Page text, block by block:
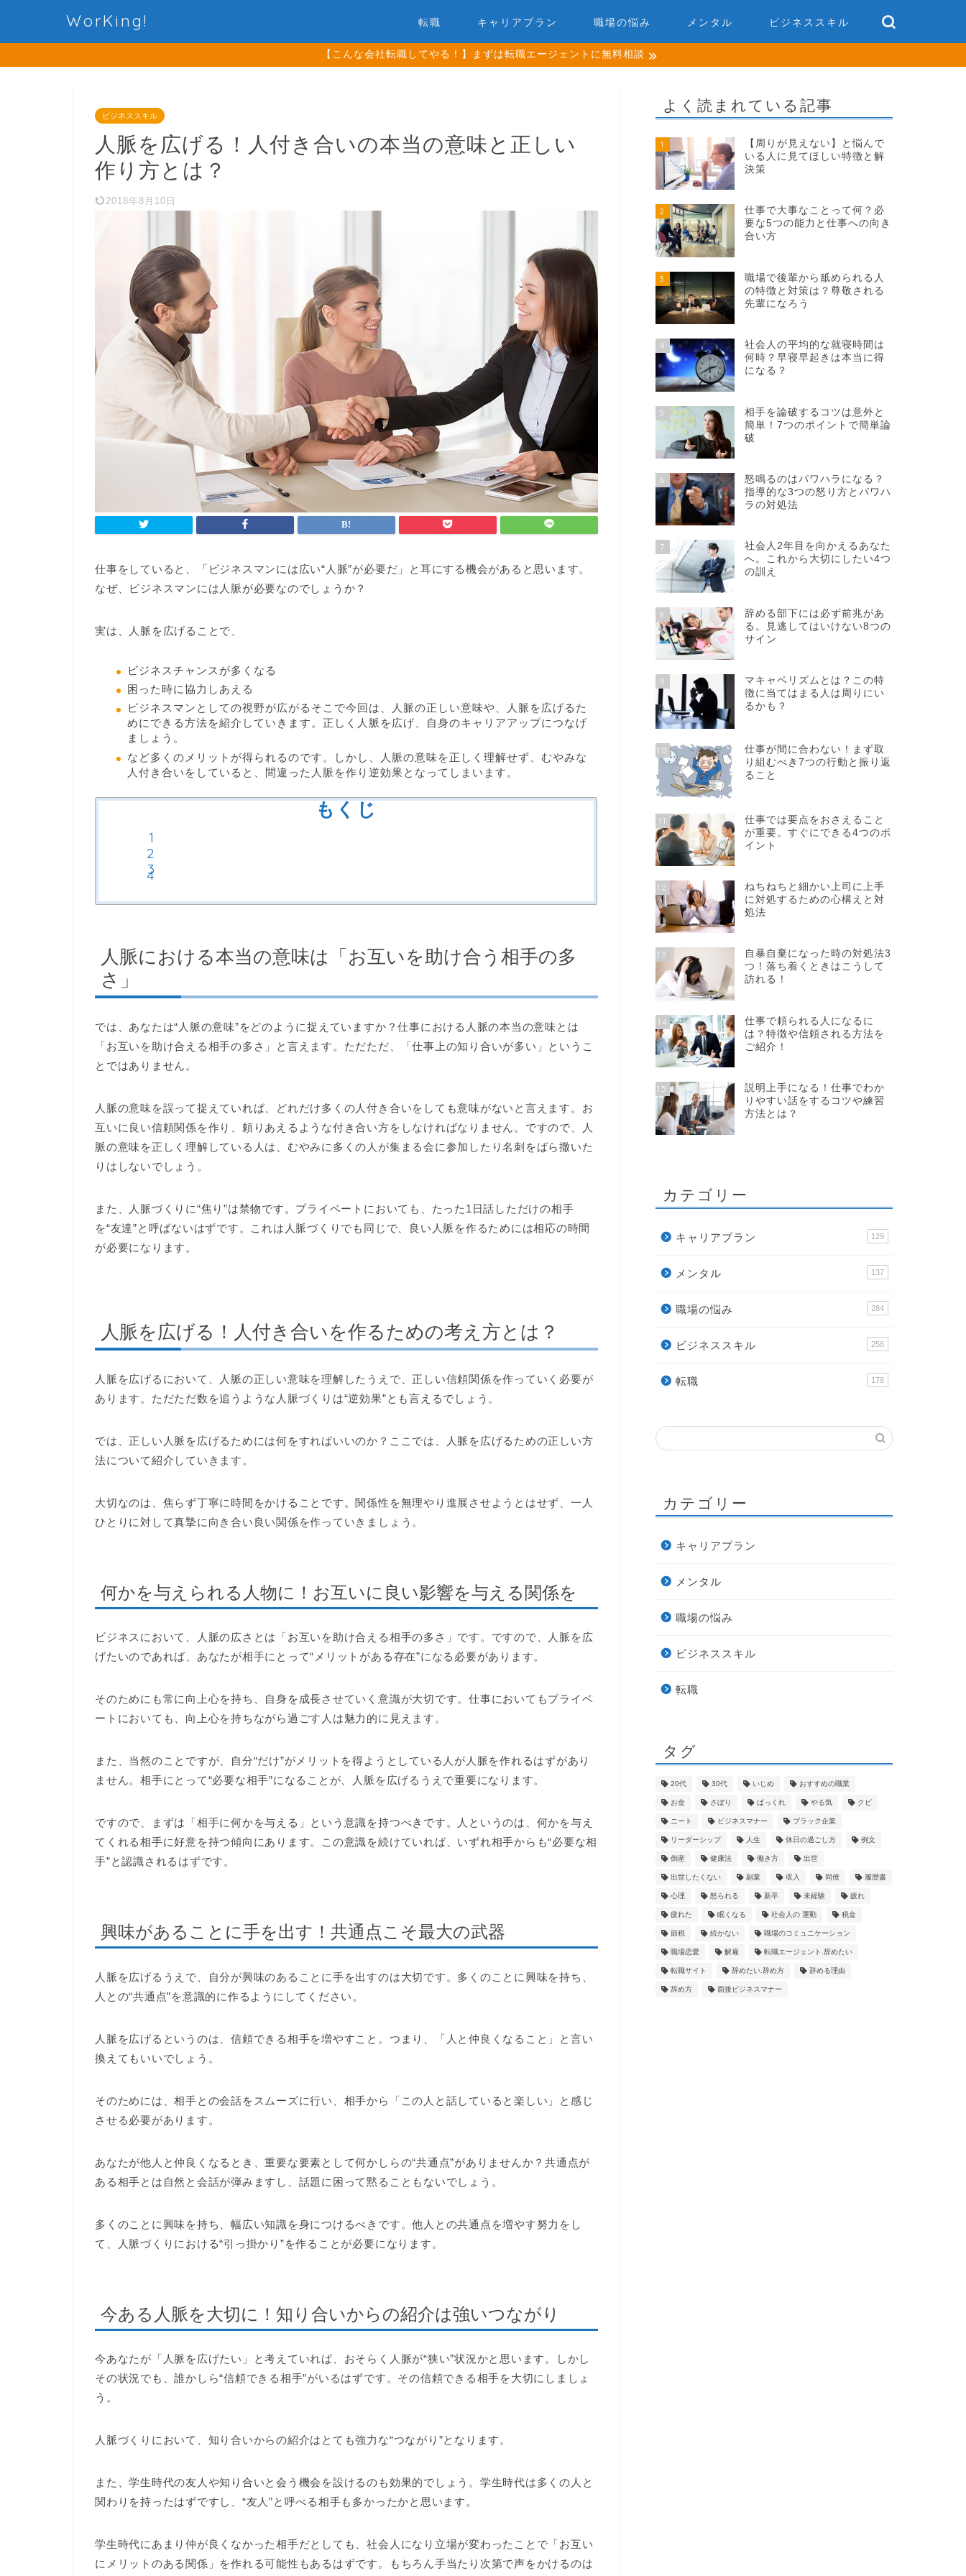
WorKing! 転職 キャリアプラン 職場の悩み メンタル ビジネススキル
【こんな会社転職してやる！】まずは転職エージェントに無料相談
ビジネススキル
人脈を広げる！人付き合いの本当の意味と正しい
作り方とは？
2018年8月10日
仕事をしていると、「ビジネスマンには広い“人脈”が必要だ」と耳にする機会があると思います。
なぜ、ビジネスマンには人脈が必要なのでしょうか？
実は、人脈を広げることで、
ビジネスチャンスが多くなる
困った時に協力しあえる
ビジネスマンとしての視野が広がるそこで今回は、人脈の正しい意味や、人脈を広げるた
めにできる方法を紹介していきます。正しく人脈を広げ、自身のキャリアアップにつなげ
ましょう。
など多くのメリットが得られるのです。しかし、人脈の意味を正しく理解せず、むやみな
人付き合いをしていると、間違った人脈を作り逆効果となってしまいます。
もくじ
人脈における本当の意味は「お互いを助け合う相手の多
さ」
では、あなたは“人脈の意味”をどのように捉えていますか？仕事における人脈の本当の意味とは
「お互いを助け合える相手の多さ」と言えます。ただただ、「仕事上の知り合いが多い」というこ
とではありません。
人脈の意味を誤って捉えていれば、どれだけ多くの人付き合いをしても意味がないと言えます。お
互いに良い信頼関係を作り、頼りあえるような付き合い方をしなければなりません。ですので、人
脈の意味を正しく理解している人は、むやみに多くの人が集まる会に参加したり名刺をばら撒いた
りはしないでしょう。
また、人脈づくりに“焦り”は禁物です。プライベートにおいても、たった1日話しただけの相手
を“友達”と呼ばないはずです。これは人脈づくりでも同じで、良い人脈を作るためには相応の時間
が必要になります。
人脈を広げる！人付き合いを作るための考え方とは？
人脈を広げるにおいて、人脈の正しい意味を理解したうえで、正しい信頼関係を作っていく必要が
あります。ただただ数を追うような人脈づくりは“逆効果”とも言えるでしょう。
では、正しい人脈を広げるためには何をすればいいのか？ここでは、人脈を広げるための正しい方
法について紹介していきます。
大切なのは、焦らず丁寧に時間をかけることです。関係性を無理やり進展させようとはせず、一人
ひとりに対して真摯に向き合い良い関係を作っていきましょう。
何かを与えられる人物に！お互いに良い影響を与える関係を
ビジネスにおいて、人脈の広さとは「お互いを助け合える相手の多さ」です。ですので、人脈を広
げたいのであれば、あなたが相手にとって“メリットがある存在”になる必要があります。
そのためにも常に向上心を持ち、自身を成長させていく意識が大切です。仕事においてもプライベ
ートにおいても、向上心を持ちながら過ごす人は魅力的に見えます。
また、当然のことですが、自分“だけ”がメリットを得ようとしている人が人脈を作れるはずがあり
ません。相手にとって“必要な相手”になることが、人脈を広げるうえで重要になります。
ですので、まずは「相手に何かを与える」という意識を持つべきです。人というのは、何かを与え
てくれる相手に好意を持つ傾向にあります。この意識を続けていれば、いずれ相手からも“必要な相
手”と認識されるはずです。
興味があることに手を出す！共通点こそ最大の武器
人脈を広げるうえで、自分が興味のあることに手を出すのは大切です。多くのことに興味を持ち、
人との“共通点”を意識的に作るようにしてください。
人脈を広げるというのは、信頼できる相手を増やすこと。つまり、「人と仲良くなること」と言い
換えてもいいでしょう。
そのためには、相手との会話をスムーズに行い、相手から「この人と話していると楽しい」と感じ
させる必要があります。
あなたが他人と仲良くなるとき、重要な要素として何かしらの“共通点”がありませんか？共通点が
ある相手とは自然と会話が弾みますし、話題に困って黙ることもないでしょう。
多くのことに興味を持ち、幅広い知識を身につけるべきです。他人との共通点を増やす努力をし
て、人脈づくりにおける“引っ掛かり”を作ることが必要になります。
今ある人脈を大切に！知り合いからの紹介は強いつながり
今あなたが「人脈を広げたい」と考えていれば、おそらく人脈が“狭い”状況かと思います。しかし
その状況でも、誰かしら“信頼できる相手”がいるはずです。その信頼できる相手を大切にしましょ
う。
人脈づくりにおいて、知り合いからの紹介はとても強力な“つながり”となります。
また、学生時代の友人や知り合いと会う機会を設けるのも効果的でしょう。学生時代は多くの人と
関わりを持ったはずですし、“友人”と呼べる相手も多かったかと思います。
学生時代にあまり仲が良くなかった相手だとしても、社会人になり立場が変わったことで「お互い
にメリットのある関係」を作れる可能性もあるはずです。もちろん手当たり次第で声をかけるのは
よく読まれている記事
1
【周りが見えない】と悩んで
いる人に見てほしい特徴と解
決策
2
仕事で大事なことって何？必
要な5つの能力と仕事への向き
合い方
3
職場で後輩から舐められる人
の特徴と対策は？尊敬される
先輩になろう
4
社会人の平均的な就寝時間は
何時？早寝早起きは本当に得
になる？
5
相手を論破するコツは意外と
簡単！7つのポイントで簡単論
破
6
怒鳴るのはパワハラになる？
指導的な3つの怒り方とパワハ
ラの対処法
7
社会人2年目を向かえるあなた
へ。これから大切にしたい4つ
の訓え
8
辞める部下には必ず前兆があ
る。見逃してはいけない8つの
サイン
9
マキャベリズムとは？この特
徴に当てはまる人は周りにい
るかも？
10
仕事が間に合わない！まず取
り組むべき7つの行動と振り返
ること
11
仕事では要点をおさえること
が重要。すぐにできる4つのポ
イント
12
ねちねちと細かい上司に上手
に対処するための心構えと対
処法
13
自暴自棄になった時の対処法3
つ！落ち着くときはこうして
訪れる！
14
仕事で頼られる人になるに
は？特徴や信頼される方法を
ご紹介！
15
説明上手になる！仕事でわか
りやすい話をするコツや練習
方法とは？
カテゴリー
キャリアプラン 129
メンタル 137
職場の悩み 284
ビジネススキル 256
転職 178
カテゴリー
キャリアプラン
メンタル
職場の悩み
ビジネススキル
転職
タグ
20代 30代 いじめ おすすめの職業
お金 さぼり ばっくれ やる気 クビ
ニート ビジネスマナー ブラック企業
リーダーシップ 人生 休日の過ごし方 例文
倒産 健康法 働き方 出世
出世したくない 副業 収入 同僚 履歴書
心理 怒られる 新卒 未経験 疲れ
疲れた 眠くなる 社会人の 運動 税金
節税 続かない 職場のコミュニケーション
職場恋愛 解雇 転職エージェント.辞めたい
転職サイト 辞めたい.辞め方 辞める理由
辞め方 面接ビジネスマナー